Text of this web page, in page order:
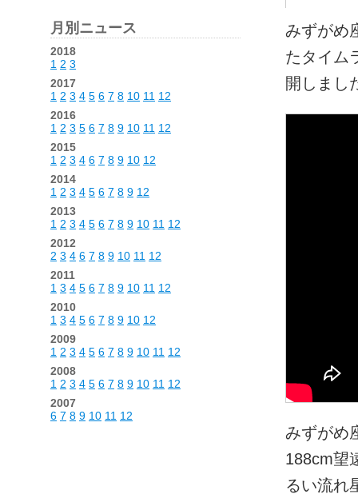
みずがめ
たタイム
開しまし
みずがめ
188cm望
るい流れ
月別ニュース
2018
1 2 3
2017
1 2 3 4 5 6 7 8 10 11 12
2016
1 2 3 5 6 7 8 9 10 11 12
2015
1 2 3 4 6 7 8 9 10 12
2014
1 2 3 4 5 6 7 8 9 12
2013
1 2 3 4 5 6 7 8 9 10 11 12
2012
2 3 4 6 7 8 9 10 11 12
2011
1 3 4 5 6 7 8 9 10 11 12
2010
1 3 4 5 6 7 8 9 10 12
2009
1 2 3 4 5 6 7 8 9 10 11 12
2008
1 2 3 4 5 6 7 8 9 10 11 12
2007
6 7 8 9 10 11 12